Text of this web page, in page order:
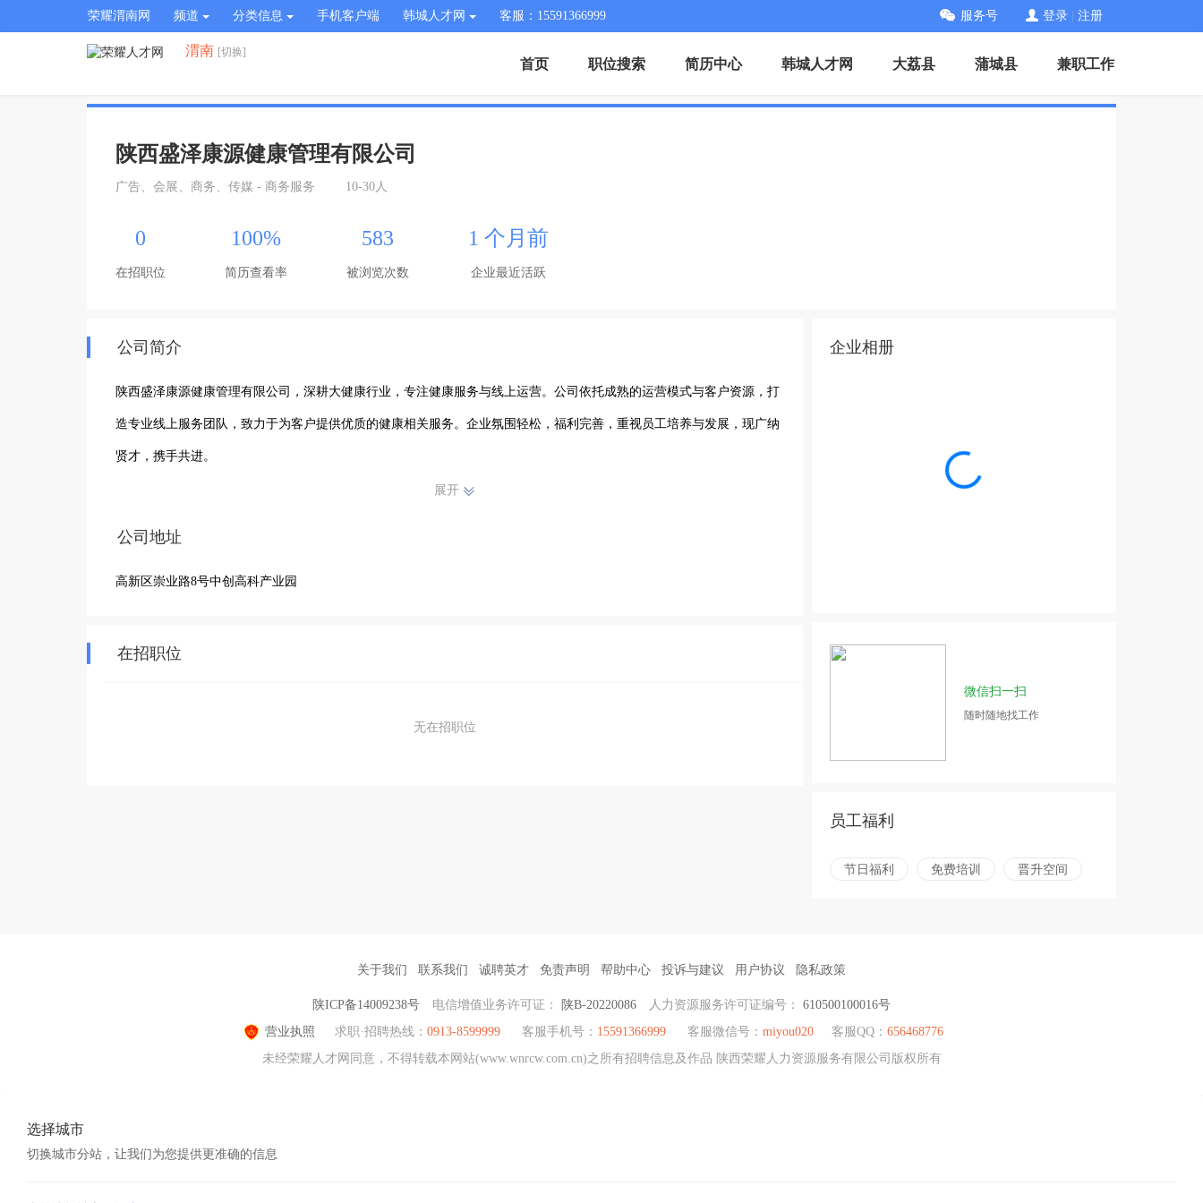
荣耀渭南网 频道 分类信息 手机客户端 韩城人才网 客服：15591366999 服务号 登录 注册
渭南 [切换]
首页 职位搜索 简历中心 韩城人才网 大荔县 蒲城县 兼职工作
陕西盛泽康源健康管理有限公司
广告、会展、商务、传媒 - 商务服务 10-30人
0
在招职位
100%
简历查看率
583
被浏览次数
1 个月前
企业最近活跃
公司简介
陕西盛泽康源健康管理有限公司，深耕大健康行业，专注健康服务与线上运营。公司依托成熟的运营模式与客户资源，打
造专业线上服务团队，致力于为客户提供优质的健康相关服务。企业氛围轻松，福利完善，重视员工培养与发展，现广纳
贤才，携手共进。
展开
公司地址
高新区崇业路8号中创高科产业园
在招职位
无在招职位
企业相册
微信扫一扫
随时随地找工作
员工福利
节日福利 免费培训 晋升空间
关于我们 联系我们 诚聘英才 免责声明 帮助中心 投诉与建议 用户协议 隐私政策
陕ICP备14009238号 电信增值业务许可证： 陕B-20220086 人力资源服务许可证编号： 610500100016号
营业执照
求职·招聘热线： 0913-8599999 客服手机号： 15591366999 客服微信号： miyou020 客服QQ： 656468776
未经荣耀人才网同意，不得转载本网站(www.wnrcw.com.cn)之所有招聘信息及作品 陕西荣耀人力资源服务有限公司版权所有
选择城市
切换城市分站，让我们为您提供更准确的信息